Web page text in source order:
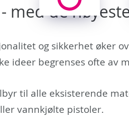
med de
og sikkerhet øker
ideer begrenses ofte av
til alle eksisterende
vannkjølte pistoler.